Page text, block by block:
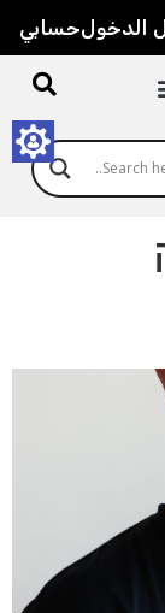
الدخولحسابي